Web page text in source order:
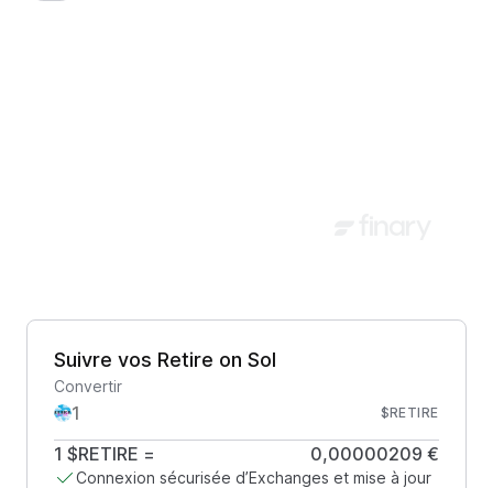
Suivre vos Retire on Sol
Convertir
$RETIRE
1 $RETIRE = 0,00000209 €
Connexion sécurisée d’Exchanges et mise à jour